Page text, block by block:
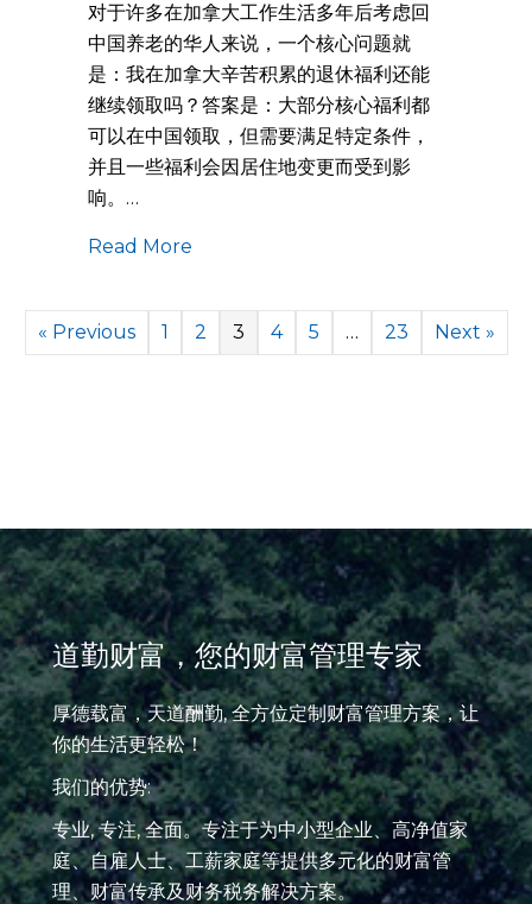
对于许多在加拿大工作生活多年后考虑回
中国养老的华人来说，一个核心问题就
是：我在加拿大辛苦积累的退休福利还能
继续领取吗？答案是：大部分核心福利都
可以在中国领取，但需要满足特定条件，
并且一些福利会因居住地变更而受到影
响。…
Read More
« Previous 1 2 3 4 5 … 23 Next »
道勤财富，您的财富管理专家
厚德载富，天道酬勤, 全方位定制财富管理方案，让
你的生活更轻松！
我们的优势:
专业, 专注, 全面。专注于为中小型企业、高净值家
庭、自雇人士、工薪家庭等提供多元化的财富管
理、财富传承及财务税务解决方案。